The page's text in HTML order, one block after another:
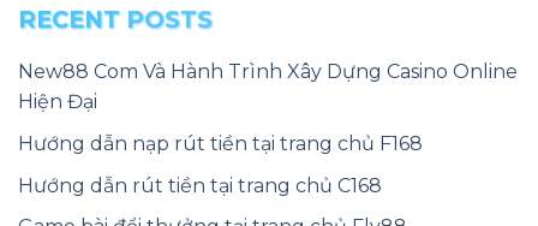
RECENT POSTS
New88 Com Và Hành Trình Xây Dựng Casino Online
Hiện Đại
Hướng dẫn nạp rút tiền tại trang chủ F168
Hướng dẫn rút tiền tại trang chủ C168